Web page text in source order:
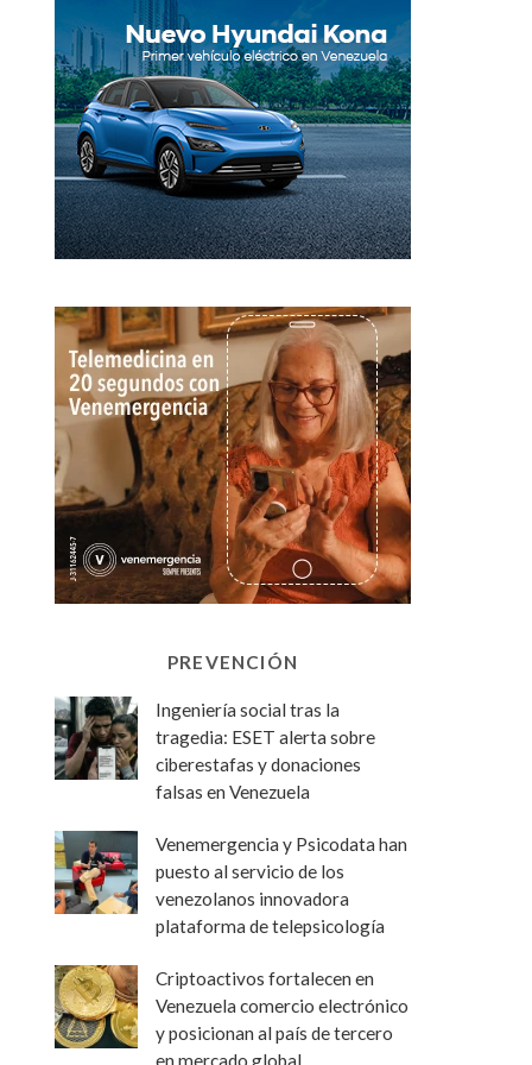
PREVENCIÓN
Ingeniería social tras la
tragedia: ESET alerta sobre
ciberestafas y donaciones
falsas en Venezuela
Venemergencia y Psicodata han
puesto al servicio de los
venezolanos innovadora
plataforma de telepsicología
Criptoactivos fortalecen en
Venezuela comercio electrónico
y posicionan al país de tercero
en mercado global